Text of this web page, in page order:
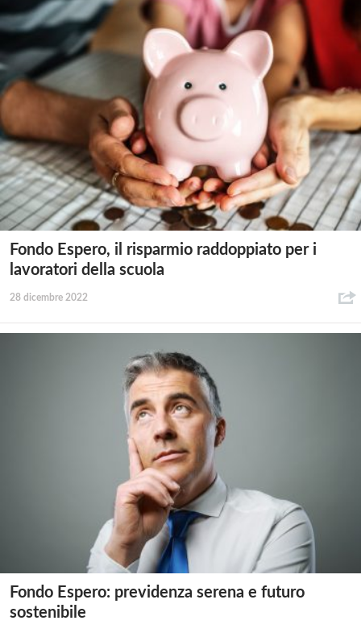
Fondo Espero, il risparmio raddoppiato per i
lavoratori della scuola
28 dicembre 2022
Fondo Espero: previdenza serena e futuro
sostenibile